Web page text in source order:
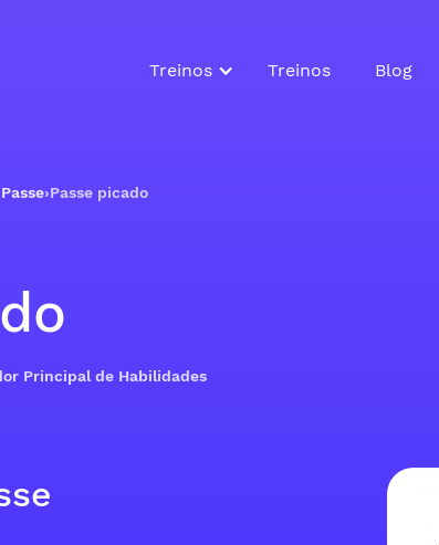
Treinos Treinos Blog
›Passe picado
Principal de Habilidades